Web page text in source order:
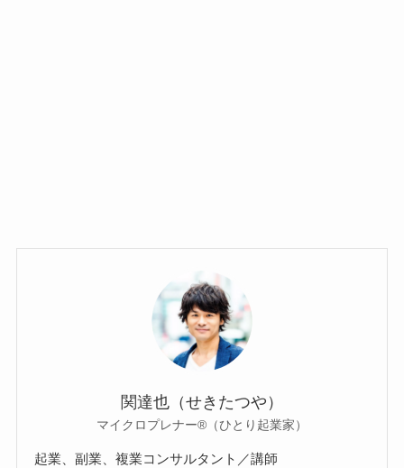
関達也（せきたつや）
マイクロプレナー®（ひとり起業家）
起業、副業、複業コンサルタント／講師